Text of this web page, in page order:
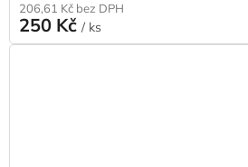
206,61 Kč bez DPH
250 Kč / ks